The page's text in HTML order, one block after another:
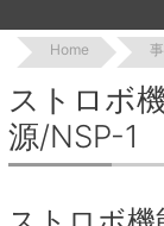
Home
ストロボ
源/NSP-1